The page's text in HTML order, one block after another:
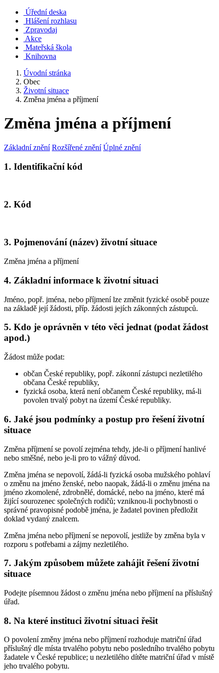
Úřední deska
Hlášení rozhlasu
Zpravodaj
Akce
Mateřská škola
Knihovna
Úvodní stránka
Obec
Životní situace
Změna jména a příjmení
Změna jména a příjmení
Základní znění Rozšířené znění Úplné znění
1. Identifikační kód
2. Kód
3. Pojmenování (název) životní situace
Změna jména a příjmení
4. Základní informace k životní situaci
Jméno, popř. jména, nebo příjmení lze změnit fyzické osobě pouze
na základě její žádosti, příp. žádosti jejích zákonných zástupců.
5. Kdo je oprávněn v této věci jednat (podat žádost
apod.)
Žádost může podat:
občan České republiky, popř. zákonní zástupci nezletilého
občana České republiky,
fyzická osoba, která není občanem České republiky, má-li
povolen trvalý pobyt na území České republiky.
6. Jaké jsou podmínky a postup pro řešení životní
situace
Změna příjmení se povolí zejména tehdy, jde-li o příjmení hanlivé
nebo směšné, nebo je-li pro to vážný důvod.
Změna jména se nepovolí, žádá-li fyzická osoba mužského pohlaví
o změnu na jméno ženské, nebo naopak, žádá-li o změnu jména na
jméno zkomolené, zdrobnělé, domácké, nebo na jméno, které má
žijící sourozenec společných rodičů; vzniknou-li pochybnosti o
správné pravopisné podobě jména, je žadatel povinen předložit
doklad vydaný znalcem.
Změna jména nebo příjmení se nepovolí, jestliže by změna byla v
rozporu s potřebami a zájmy nezletilého.
7. Jakým způsobem můžete zahájit řešení životní
situace
Podejte písemnou žádost o změnu jména nebo příjmení na příslušný
úřad.
8. Na které instituci životní situaci řešit
O povolení změny jména nebo příjmení rozhoduje matriční úřad
příslušný dle místa trvalého pobytu nebo posledního trvalého pobytu
žadatele v České republice; u nezletilého dítěte matriční úřad v místě
jeho trvalého pobytu.